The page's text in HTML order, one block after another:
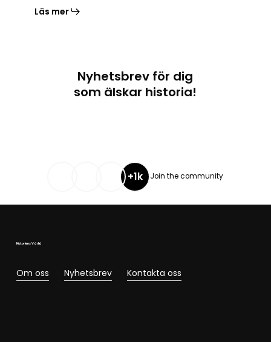
Läs mer
Nyhetsbrev för dig
som älskar historia!
+1k Join the community
Historiens Värld
Om oss Nyhetsbrev Kontakta oss